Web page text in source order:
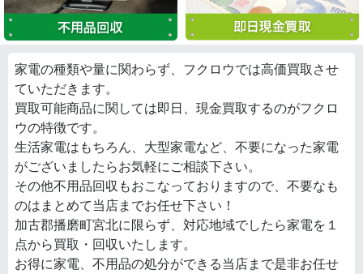
家電の種類や量に関わらず、フクロウでは高価買取させ
ていただきます。
買取可能商品に関しては即日、現金買取するのがフクロ
ウの特徴です。
生活家電はもちろん、大型家電など、不要になった家電
がございましたらお気軽にご相談下さい。
その他不用品回収もおこなっておりますので、不要なも
のはまとめて当店までお任せ下さい！
加古郡播磨町宮北に限らず、対応地域でしたら家電を１
点から買取・回収いたします。
お得に家電、不用品の処分ができる当店まで是非お任せ